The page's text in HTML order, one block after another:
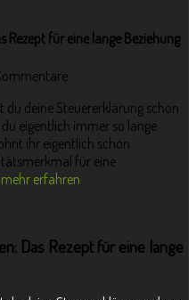
Rezept für eine lange Beziehung
du deine Steuererklärung schon
eigentlich immer so lange
ihr eigentlich schon
für eine
mehr erfahren
Das Rezept für eine lange